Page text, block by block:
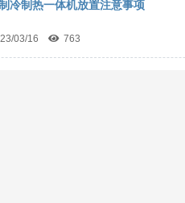
制冷制热一体机放置注意事项
03/16 763